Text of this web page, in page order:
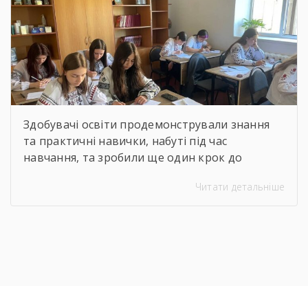
атестації (КА) учнів 1–2
курсів
Здобувачі освіти продемонстрували знання
та практичні навички, набуті під час
навчання, та зробили ще один крок до
професіями. Це важливий етап професійного
Читати детальніше